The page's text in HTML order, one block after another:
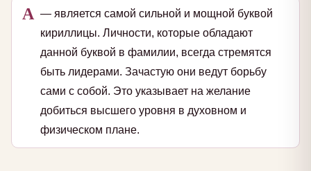
А — является самой сильной и мощной буквой
кириллицы. Личности, которые обладают
данной буквой в фамилии, всегда стремятся
быть лидерами. Зачастую они ведут борьбу
сами с собой. Это указывает на желание
добиться высшего уровня в духовном и
физическом плане.